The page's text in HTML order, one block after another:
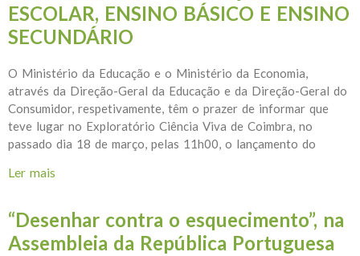
ESCOLAR, ENSINO BÁSICO E ENSINO
SECUNDÁRIO
O Ministério da Educação e o Ministério da Economia,
através da Direção-Geral da Educação e da Direção-Geral do
Consumidor, respetivamente, têm o prazer de informar que
teve lugar no Exploratório Ciência Viva de Coimbra, no
passado dia 18 de março, pelas 11h00, o lançamento do
Ler mais
SECUNDÁRIO
“Desenhar contra o esquecimento”, na
Assembleia da República Portuguesa